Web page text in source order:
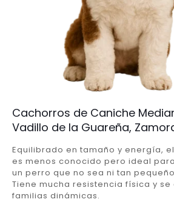
Cachorros de Caniche
Vadillo de la Guareña,
Equilibrado en tamaño y energía,
es menos conocido pero ideal
un perro que no sea ni tan
Tiene mucha resistencia física y
familias dinámicas.